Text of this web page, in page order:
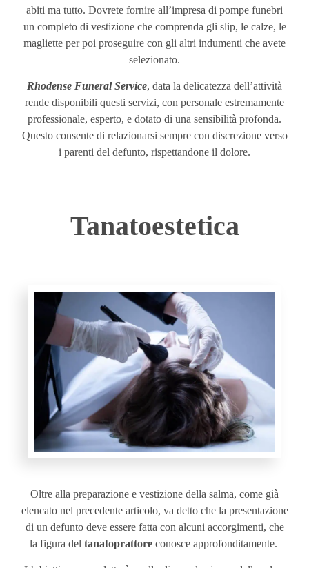
abiti ma tutto. Dovrete fornire all’impresa di pompe funebri
un completo di vestizione che comprenda gli slip, le calze, le
magliette per poi proseguire con gli altri indumenti che avete
selezionato.
Rhodense Funeral Service, data la delicatezza dell’attività
rende disponibili questi servizi, con personale estremamente
professionale, esperto, e dotato di una sensibilità profonda.
Questo consente di relazionarsi sempre con discrezione verso
i parenti del defunto, rispettandone il dolore.
Tanatoestetica
Oltre alla preparazione e vestizione della salma, come già
elencato nel precedente articolo, va detto che la presentazione
di un defunto deve essere fatta con alcuni accorgimenti, che
la figura del tanatoprattoreconosce approfonditamente.